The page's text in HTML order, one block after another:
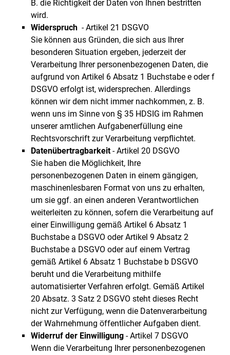
B. die Richtigkeit der Daten von Ihnen bestritten
wird.
Widerspruch - Artikel 21 DSGVO
Sie können aus Gründen, die sich aus Ihrer
besonderen Situation ergeben, jederzeit der
Verarbeitung Ihrer personenbezogenen Daten, die
aufgrund von Artikel 6 Absatz 1 Buchstabe e oder f
DSGVO erfolgt ist, widersprechen. Allerdings
können wir dem nicht immer nachkommen, z. B.
wenn uns im Sinne von § 35 HDSIG im Rahmen
unserer amtlichen Aufgabenerfüllung eine
Rechtsvorschrift zur Verarbeitung verpflichtet.
Datenübertragbarkeit- Artikel 20 DSGVO
Sie haben die Möglichkeit, Ihre
personenbezogenen Daten in einem gängigen,
maschinenlesbaren Format von uns zu erhalten,
um sie ggf. an einen anderen Verantwortlichen
weiterleiten zu können, sofern die Verarbeitung auf
einer Einwilligung gemäß Artikel 6 Absatz 1
Buchstabe a DSGVO oder Artikel 9 Absatz 2
Buchstabe a DSGVO oder auf einem Vertrag
gemäß Artikel 6 Absatz 1 Buchstabe b DSGVO
beruht und die Verarbeitung mithilfe
automatisierter Verfahren erfolgt. Gemäß Artikel
20 Absatz. 3 Satz 2 DSGVO steht dieses Recht
nicht zur Verfügung, wenn die Datenverarbeitung
der Wahrnehmung öffentlicher Aufgaben dient.
Widerruf der Einwilligung - Artikel 7 DSGVO
Wenn die Verarbeitung Ihrer personenbezogenen